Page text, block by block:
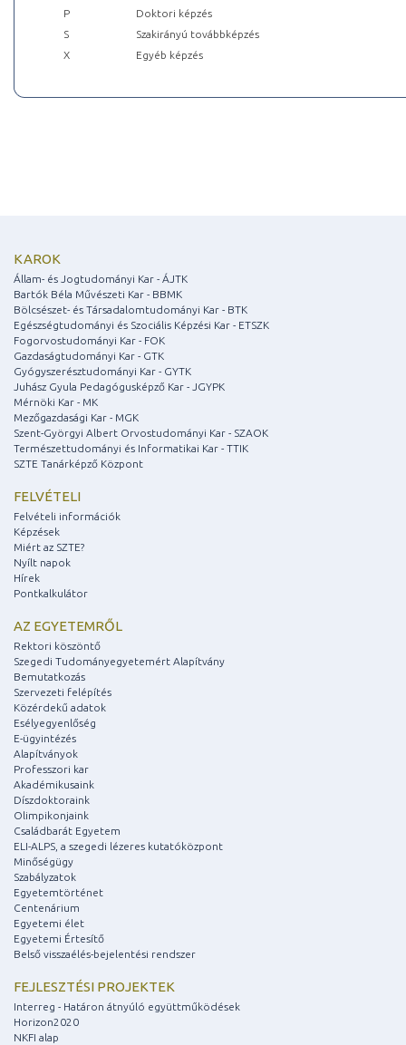
P
Doktori képzés
S
Szakirányú továbbképzés
X
Egyéb képzés
KAROK
Állam- és Jogtudományi Kar - ÁJTK
Bartók Béla Művészeti Kar - BBMK
Bölcsészet- és Társadalomtudományi Kar - BTK
Egészségtudományi és Szociális Képzési Kar - ETSZK
Fogorvostudományi Kar - FOK
Gazdaságtudományi Kar - GTK
Gyógyszerésztudományi Kar - GYTK
Juhász Gyula Pedagógusképző Kar - JGYPK
Mérnöki Kar - MK
Mezőgazdasági Kar - MGK
Szent-Györgyi Albert Orvostudományi Kar - SZAOK
Természettudományi és Informatikai Kar - TTIK
SZTE Tanárképző Központ
FELVÉTELI
Felvételi információk
Képzések
Miért az SZTE?
Nyílt napok
Hírek
Pontkalkulátor
AZ EGYETEMRŐL
Rektori köszöntő
Szegedi Tudományegyetemért Alapítvány
Bemutatkozás
Szervezeti felépítés
Közérdekű adatok
Esélyegyenlőség
E-ügyintézés
Alapítványok
Professzori kar
Akadémikusaink
Díszdoktoraink
Olimpikonjaink
Családbarát Egyetem
ELI-ALPS, a szegedi lézeres kutatóközpont
Minőségügy
Szabályzatok
Egyetemtörténet
Centenárium
Egyetemi élet
Egyetemi Értesítő
Belső visszaélés-bejelentési rendszer
FEJLESZTÉSI PROJEKTEK
Interreg - Határon átnyúló együttműködések
Horizon2020
NKFI alap